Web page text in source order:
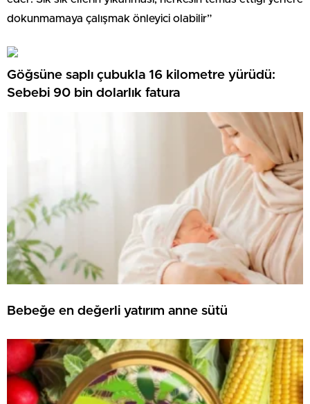
dokunmamaya çalışmak önleyici olabilir”
Göğsüne saplı çubukla 16 kilometre yürüdü:
Sebebi 90 bin dolarlık fatura
Bebeğe en değerli yatırım anne sütü